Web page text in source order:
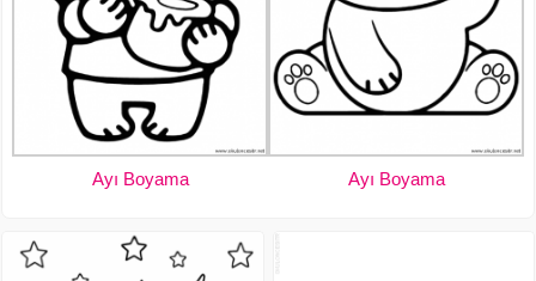
Ayı Boyama Ayı Boyama